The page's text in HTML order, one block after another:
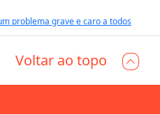
problema grave e caro a todos
Voltar ao topo